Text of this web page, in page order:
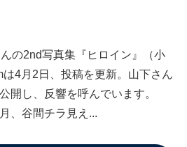
の2nd写真集『ヒロイン』（小
4月2日、投稿を更新。山下さん
開し、反響を呼んでいます。
、谷間チラ見え...